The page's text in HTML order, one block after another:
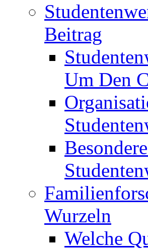
Beitrag
Um Den
Wurzeln
Welche